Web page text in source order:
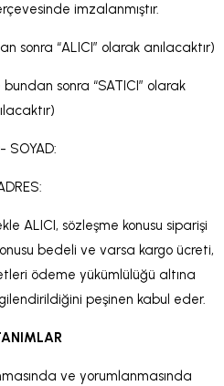
imzalanmıştır.
sonra “ALICI” olarak anılacaktır)
bundan sonra “SATICI” olarak
SOYAD:
ALICI, sözleşme konusu siparişi
bedeli ve varsa kargo ücreti,
ödeme yükümlülüğü altına
peşinen kabul eder.
ve yorumlanmasında